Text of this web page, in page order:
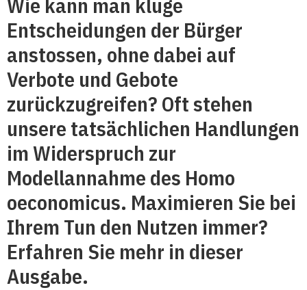
Entscheidungen der Bürger
anstossen, ohne dabei auf
Verbote und Gebote
zurückzugreifen? Oft stehen
unsere tatsächlichen Handlungen
im Widerspruch zur
Modellannahme des Homo
oeconomicus. Maximieren Sie bei
Ihrem Tun den Nutzen immer?
Erfahren Sie mehr in dieser
Ausgabe.